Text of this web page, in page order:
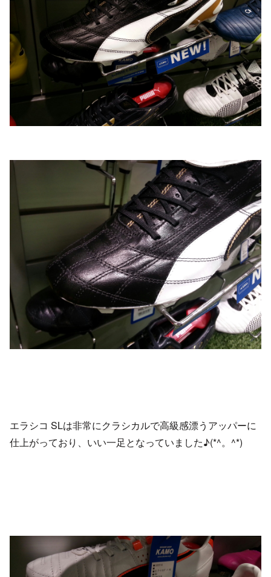
エラシコ SLは非常にクラシカルで高級感漂うアッパーに
仕上がっており、いい一足となっていました♪(*^。^*)